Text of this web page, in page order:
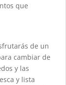
que
de un
cambiar de
y las
y lista